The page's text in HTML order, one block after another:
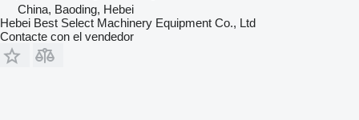
China, Baoding, Hebei
Hebei Best Select Machinery Equipment Co., Ltd
Contacte con el vendedor